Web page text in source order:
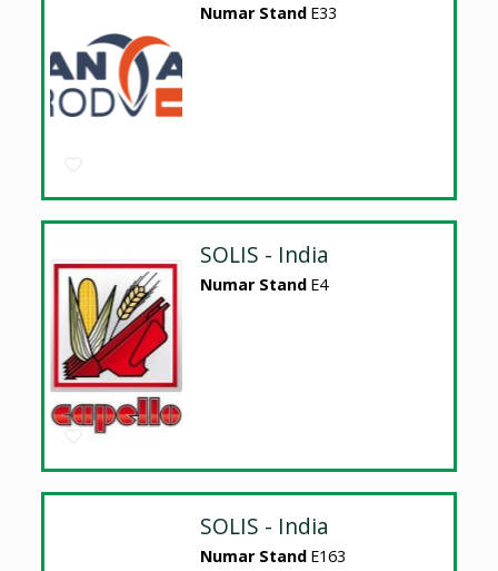
Numar Stand E33
SOLIS - India
Numar Stand E4
SOLIS - India
Numar Stand E163